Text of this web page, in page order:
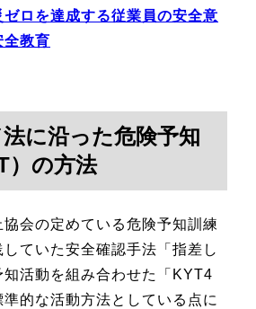
ロを達成する従業員の安全意
全教育
に沿った危険予知
）の方法
会の定めている危険予知訓練
ていた安全確認手法「指差し
知活動を組み合わせた「KYT4
的な活動方法としている点に